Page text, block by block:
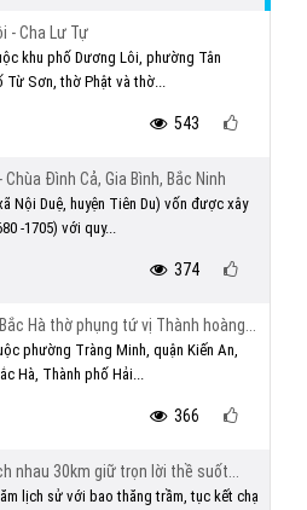
- Cha Lư Tự
khu phố Dương Lôi, phường Tân
Từ Sơn, thờ Phật và thờ...
543
Chùa Đình Cả, Gia Bình, Bắc Ninh
Nội Duệ, huyện Tiên Du) vốn được xây
-1705) với quy...
374
Hà thờ phụng tứ vị Thành hoàng...
phường Tràng Minh, quận Kiến An,
Hà, Thành phố Hải...
366
nhau 30km giữ trọn lời thề suốt...
lịch sử với bao thăng trầm, tục kết chạ